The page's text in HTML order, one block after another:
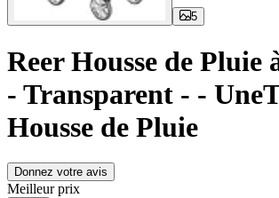
5
Reer Housse de Pluie
- Transparent - -
Housse de Pluie
Donnez votre avis
Meilleur prix